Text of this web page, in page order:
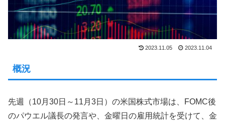
2023.11.05 2023.11.04
概況
先週（10月30日～11月3日）の米国株式市場は、FOMC後
のパウエル議長の発言や、金曜日の雇用統計を受けて、金